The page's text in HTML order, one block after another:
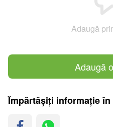
Adaugă
Adaugă
Împărtășiți informație